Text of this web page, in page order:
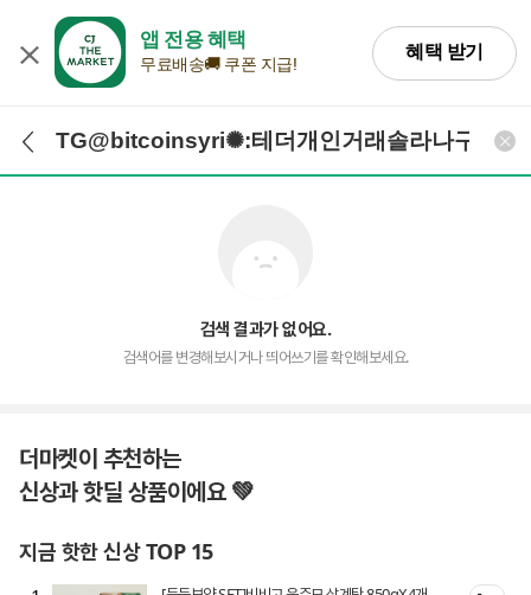
앱 전용 혜택
무료배송🚚 쿠폰 지급!
혜택 받기
검색어 입력 검
검색 결과가 없어요.
검색어를 변경해보시거나 띄어쓰기를 확인해보세요.
더마켓이 추천하는
신상과 핫딜 상품이에요 💚
지금 핫한 신상 TOP 15